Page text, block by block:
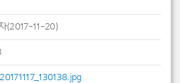
(2017-11-20)
20171117_130138.jpg